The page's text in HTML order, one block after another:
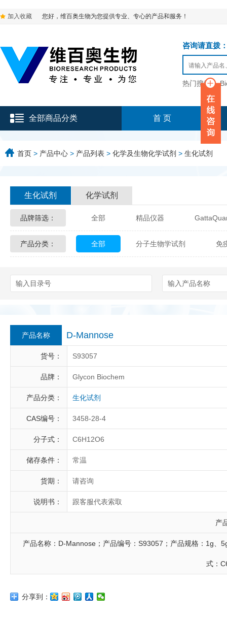
加入收藏 您好，维百奥生物为您提供专业、专心的产品和服务！
咨询请直拨
热门搜索：
全部商品分类 首 页
首页 > 产品中心 > 产品列表 > 化学及生物化学试剂 > 生化试剂
生化试剂 化学试剂
品牌筛选： 全部 精品仪器
Glycon Biochem Sterlitech
Berry & Associates
LGC Maine Standards
Abbexa AbD Serotec
产品分类： 全部 分子生物学试剂 免
产品名称 D-Mannose
货号： S93057
品牌： Glycon Biochem
产品分类： 生化试剂
CAS编号： 3458-28-4
分子式： C6H12O6
储存条件： 常温
货期： 请咨询
说明书： 跟客服代表索取
产
产品名称：D-Mannose；产品编号：S93057；产品规格：1g
式：
分享到：